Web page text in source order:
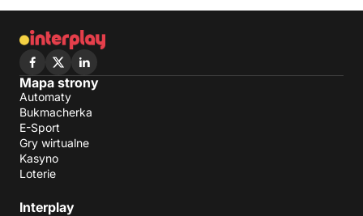
Mapa strony
Automaty
Bukmacherka
E-Sport
Gry wirtualne
Kasyno
Loterie
Interplay